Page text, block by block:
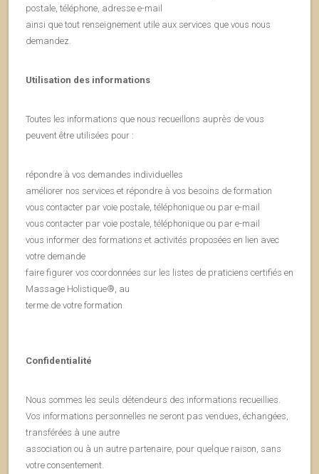
postale, téléphone, adresse e-mail
ainsi que tout renseignement utile aux services que vous nous
demandez.
Utilisation des informations
Toutes les informations que nous recueillons auprès de vous
peuvent être utilisées pour :
répondre à vos demandes individuelles
améliorer nos services et répondre à vos besoins de formation
vous contacter par voie postale, téléphonique ou par e-mail
vous contacter par voie postale, téléphonique ou par e-mail
vous informer des formations et activités proposées en lien avec
votre demande
faire figurer vos coordonnées sur les listes de praticiens certifiés en
Massage Holistique®, au
terme de votre formation
Confidentialité
Nous sommes les seuls détendeurs des informations recueillies.
Vos informations personnelles ne seront pas vendues, échangées,
transférées à une autre
association ou à un autre partenaire, pour quelque raison, sans
votre consentement.